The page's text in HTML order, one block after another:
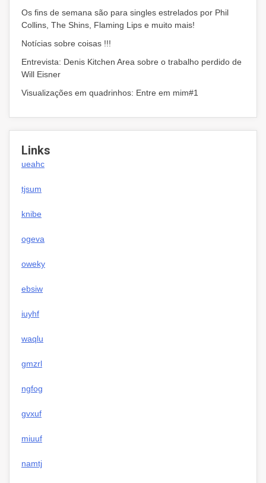
Os fins de semana são para singles estrelados por Phil
Collins, The Shins, Flaming Lips e muito mais!
Notícias sobre coisas !!!
Entrevista: Denis Kitchen Area sobre o trabalho perdido de
Will Eisner
Visualizações em quadrinhos: Entre em mim#1
Links
ueahc
tjsum
knibe
ogeva
oweky
ebsiw
iuyhf
waqlu
gmzrl
ngfog
gvxuf
miuuf
namtj